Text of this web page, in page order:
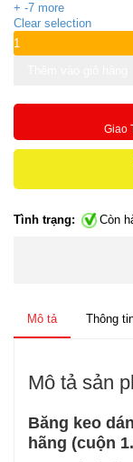
+ -7 more
Clear selection
Giao
Tình trạng: Còn
Mô tả Thông
Mô tả sản
Băng keo
hãng (cuộn